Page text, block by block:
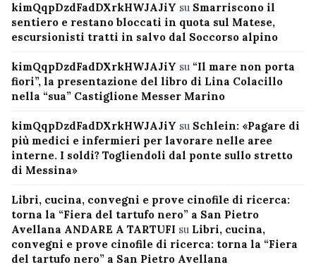
kimQqpDzdFadDXrkHWJAJiY su Smarriscono il
sentiero e restano bloccati in quota sul Matese,
escursionisti tratti in salvo dal Soccorso alpino
kimQqpDzdFadDXrkHWJAJiY su “Il mare non porta
fiori”, la presentazione del libro di Lina Colacillo
nella “sua” Castiglione Messer Marino
kimQqpDzdFadDXrkHWJAJiY su Schlein: «Pagare di
più medici e infermieri per lavorare nelle aree
interne. I soldi? Togliendoli dal ponte sullo stretto
di Messina»
Libri, cucina, convegni e prove cinofile di ricerca:
torna la “Fiera del tartufo nero” a San Pietro
Avellana ANDARE A TARTUFI su Libri, cucina,
convegni e prove cinofile di ricerca: torna la “Fiera
del tartufo nero” a San Pietro Avellana